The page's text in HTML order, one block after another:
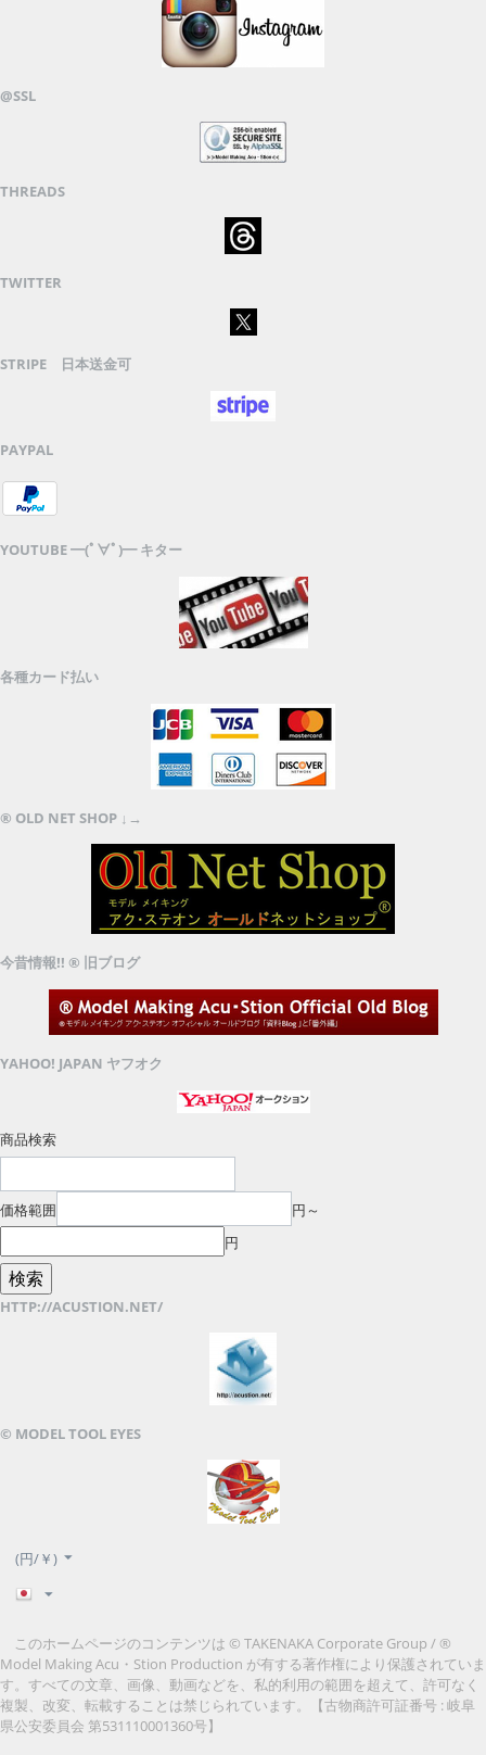
@SSL
THREADS
TWITTER
STRIPE 日本送金可
PAYPAL
YOUTUBE ━(ﾟ∀ﾟ)━ キター
各種カード払い
® OLD NET SHOP ↓→
今昔情報!! ® 旧ブログ
YAHOO! JAPAN ヤフオク
商品検索
価格範囲
円～
円
HTTP://ACUSTION.NET/
© MODEL TOOL EYES
(円/￥)
このホームページのコンテンツは © TAKENAKA Corporate Group / ®
Model Making Acu・Stion Production が有する著作権により保護されていま
す。すべての文章、画像、動画などを、私的利用の範囲を超えて、許可なく
複製、改変、転載することは禁じられています。
【古物商許可証番号 : 岐阜
県公安委員会 第531110001360号】